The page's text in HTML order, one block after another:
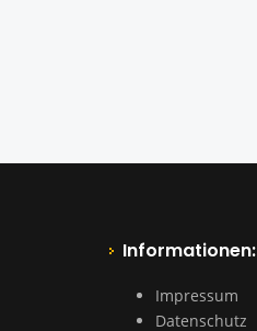
Informationen:
Impressum
Datenschutz